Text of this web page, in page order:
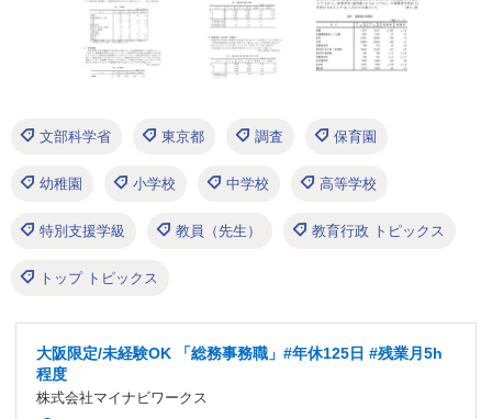
文部科学省 東京都 調査 保育園
幼稚園 小学校 中学校 高等学校
特別支援学級 教員（先生） 教育行政 トピックス
トップ トピックス
大阪限定/未経験OK 「総務事務職」#年休125日 #残業月5h
程度
株式会社マイナビワークス